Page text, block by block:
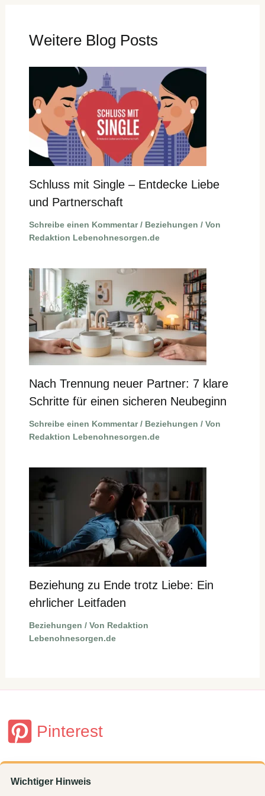
Weitere Blog Posts
Schluss mit Single – Entdecke Liebe
und Partnerschaft
Schreibe einen Kommentar / Beziehungen / Von
Redaktion Lebenohnesorgen.de
Nach Trennung neuer Partner: 7 klare
Schritte für einen sicheren Neubeginn
Schreibe einen Kommentar / Beziehungen / Von
Redaktion Lebenohnesorgen.de
Beziehung zu Ende trotz Liebe: Ein
ehrlicher Leitfaden
Beziehungen / Von Redaktion
Lebenohnesorgen.de
Pinterest
Wichtiger Hinweis